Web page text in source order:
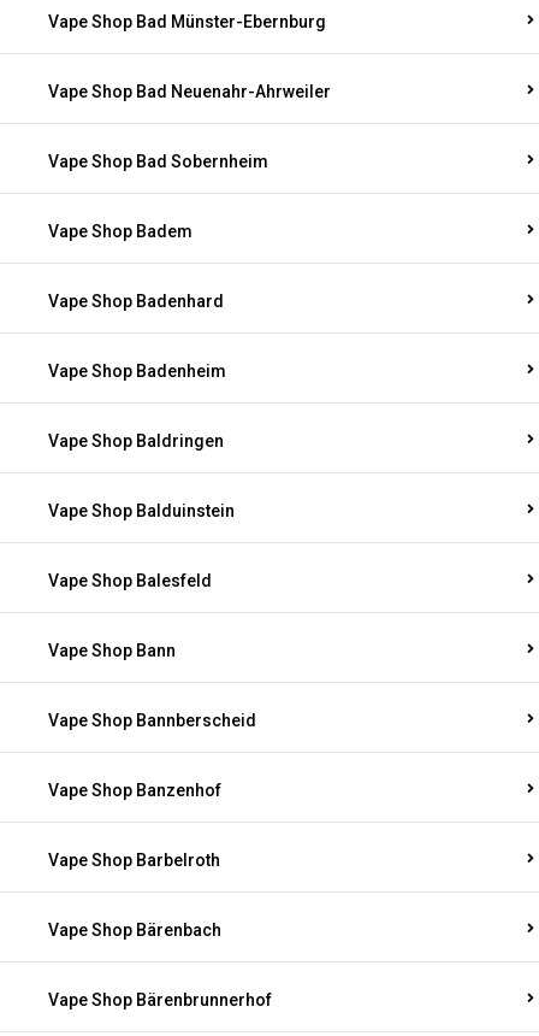
Vape Shop Bad Münster-Ebernburg
Vape Shop Bad Neuenahr-Ahrweiler
Vape Shop Bad Sobernheim
Vape Shop Badem
Vape Shop Badenhard
Vape Shop Badenheim
Vape Shop Baldringen
Vape Shop Balduinstein
Vape Shop Balesfeld
Vape Shop Bann
Vape Shop Bannberscheid
Vape Shop Banzenhof
Vape Shop Barbelroth
Vape Shop Bärenbach
Vape Shop Bärenbrunnerhof